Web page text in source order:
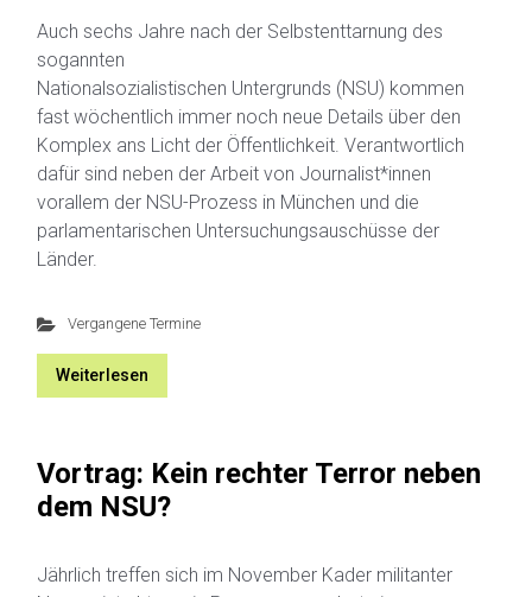
Auch sechs Jahre nach der Selbstenttarnung des
sogannten
Nationalsozialistischen Untergrunds (NSU) kommen
fast wöchentlich immer noch neue Details über den
Komplex ans Licht der Öffentlichkeit. Verantwortlich
dafür sind neben der Arbeit von Journalist*innen
vorallem der NSU-Prozess in München und die
parlamentarischen Untersuchungsauschüsse der
Länder.
Vergangene Termine
Weiterlesen
Vortrag: Kein rechter Terror neben
dem NSU?
Jährlich treffen sich im November Kader militanter